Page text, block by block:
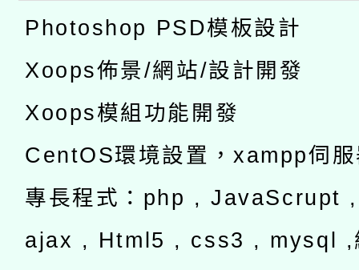
Photoshop PSD模板設計
Xoops佈景/網站/設計開發
Xoops模組功能開發
CentOS環境設置，xampp伺
專長程式：php , JavaScrupt
ajax , Html5 , css3 , mysql ,